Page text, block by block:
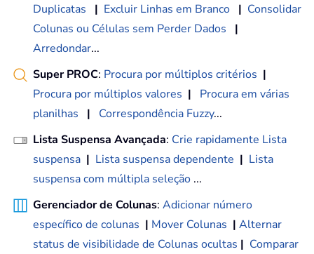
Duplicatas
| Excluir Linhas em Branco | Consolidar
Colunas ou Células sem Perder Dados
|
Arredondar...
Super PROC: Procura por múltiplos critérios |
Procura por múltiplos valores |
Procura em várias
planilhas
| Correspondência Fuzzy...
Lista Suspensa Avançada: Crie rapidamente Lista
suspensa | Lista suspensa dependente | Lista
suspensa com múltipla seleção ...
Gerenciador de Colunas: Adicionar número
específico de colunas | Mover Colunas | Alternar
status de visibilidade de Colunas ocultas | Comparar